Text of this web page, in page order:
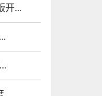
开...